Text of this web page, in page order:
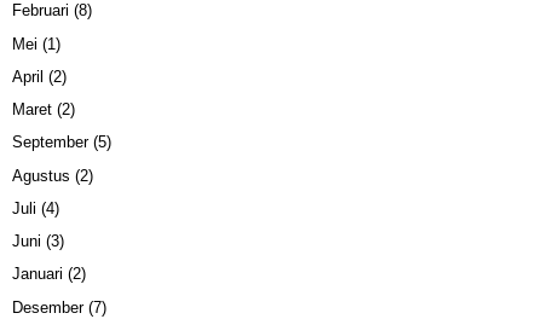
Februari (8)
Mei (1)
April (2)
Maret (2)
September(5)
Agustus (2)
Juli (4)
Juni (3)
Januari (2)
Desember(7)